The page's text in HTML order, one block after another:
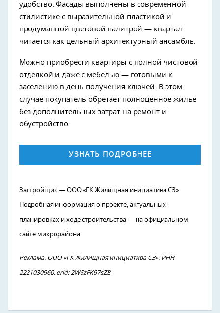
удобство. Фасады выполнены в современной
стилистике с выразительной пластикой и
продуманной цветовой палитрой — квартал
читается как цельный архитектурный ансамбль.
Можно приобрести квартиры с полной чистовой
отделкой и даже с мебелью — готовыми к
заселению в день получения ключей. В этом
случае покупатель обретает полноценное жилье
без дополнительных затрат на ремонт и
обустройство.
УЗНАТЬ ПОДРОБНЕЕ
Застройщик — ООО «ГК Жилищная инициатива СЗ».
Подробная информация о проекте, актуальных
планировках и ходе строительства — на официальном
сайте микрорайона.
Реклама. ООО «ГК Жилищная инициатива СЗ». ИНН
2221030960. erid: 2W5zFK97sZB